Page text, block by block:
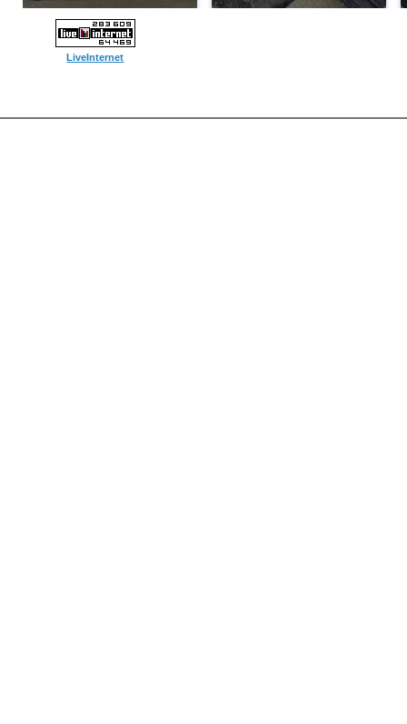
LiveInternet